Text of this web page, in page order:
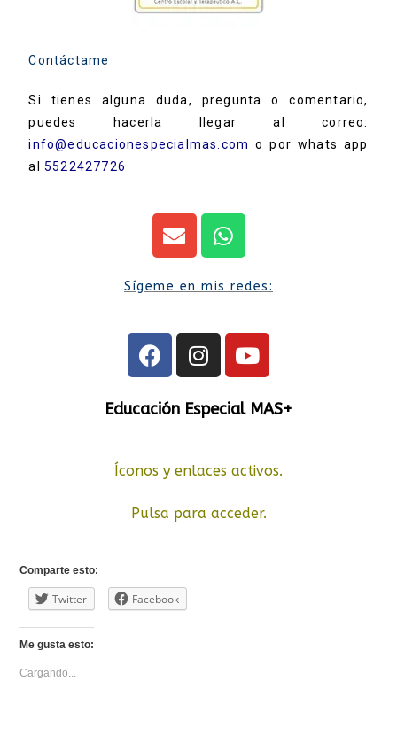
Contáctame
Si tienes alguna duda, pregunta o comentario,
puedes hacerla llegar al correo:
info@educacionespecialmas.com o por whats app
al5522427726
Sígeme en mis redes:
Educación Especial MAS+
Íconos y enlaces activos.
Pulsa para acceder.
Comparte esto:
Twitter Facebook
Me gusta esto:
Cargando...